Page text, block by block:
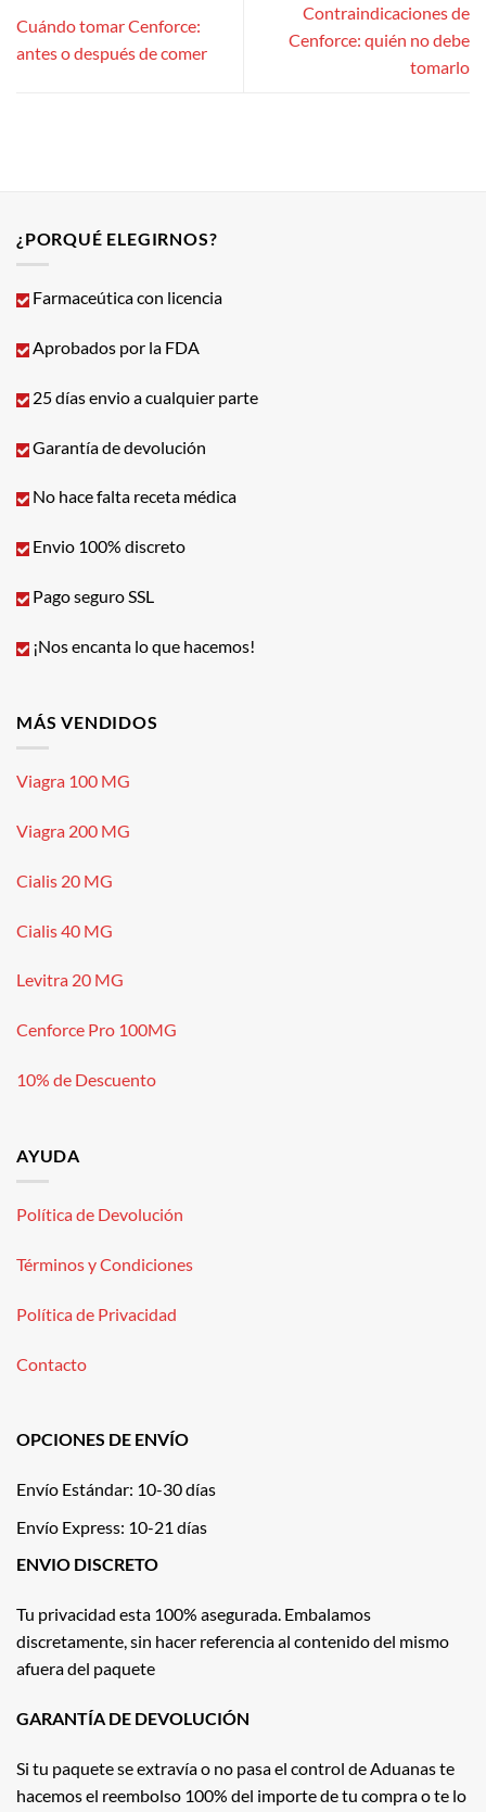
Cuándo tomar Cenforce:
antes o después de comer
Contraindicaciones de
Cenforce: quién no debe
tomarlo
¿PORQUÉ ELEGIRNOS?
Farmaceútica con licencia
Aprobados por la FDA
25 días envio a cualquier parte
Garantía de devolución
No hace falta receta médica
Envio 100% discreto
Pago seguro SSL
¡Nos encanta lo que hacemos!
MÁS VENDIDOS
Viagra 100 MG
Viagra 200 MG
Cialis 20 MG
Cialis 40 MG
Levitra 20 MG
Cenforce Pro 100MG
10% de Descuento
AYUDA
Política de Devolución
Términos y Condiciones
Política de Privacidad
Contacto
OPCIONES DE ENVÍO
Envío Estándar: 10-30 días
Envío Express: 10-21 días
ENVIO DISCRETO
Tu privacidad esta 100% asegurada. Embalamos
discretamente, sin hacer referencia al contenido del mismo
afuera del paquete
GARANTÍA DE DEVOLUCIÓN
Si tu paquete se extravía o no pasa el control de Aduanas te
hacemos el reembolso 100% del importe de tu compra o te lo